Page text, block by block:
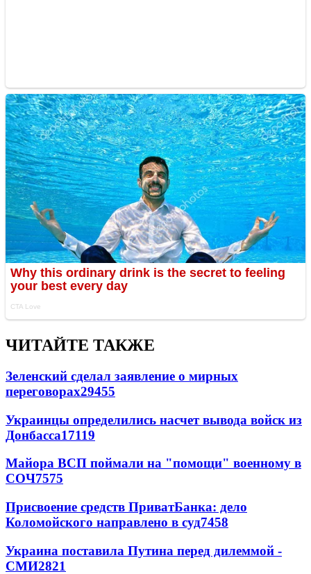
ЧИТАЙТЕ ТАКЖЕ
Зеленский сделал заявление о мирных
переговорах29455
Украинцы определились насчет вывода войск из
Донбасса17119
Майора ВСП поймали на "помощи" военному в
СОЧ7575
Присвоение средств ПриватБанка: дело
Коломойского направлено в суд7458
Украина поставила Путина перед дилеммой -
СМИ2821